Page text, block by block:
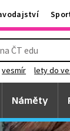
vesmír lety do
Náměty